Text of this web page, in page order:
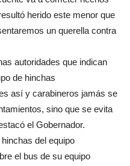
herido este menor que
un querella contra
autoridades que indican
de hinchas
así y carabineros jamás se
sino que se evita
el Gobernador.
del equipo
el bus de su equipo